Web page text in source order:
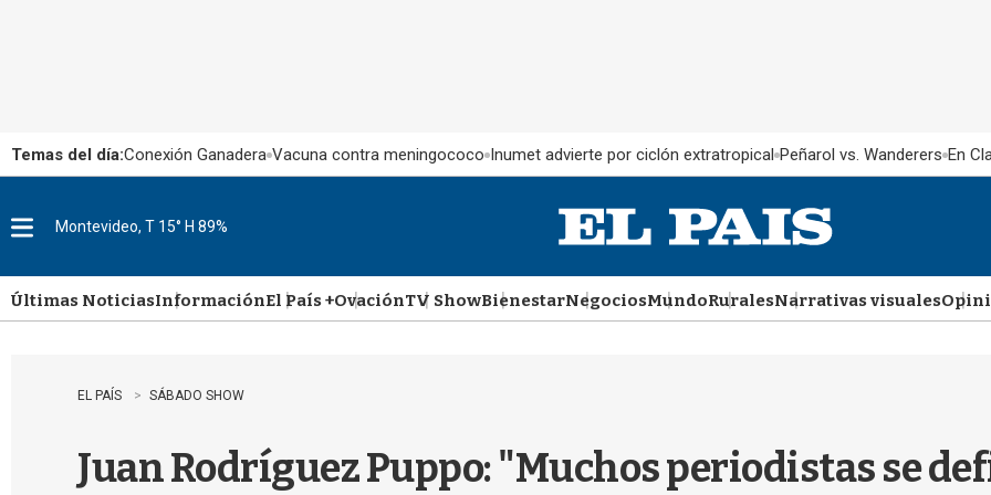
Temas del día:Conexión Ganadera Vacuna contra meningococo Inumet advierte por ciclón extratropical Peñarol vs. Wanderers En
u
Montevideo, T 15° H 89%
Últimas NoticiasInformaciónEl País +OvaciónTV ShowBienestarNegociosMundoRuralesNarrativas visuales
EL PAÍS SÁBADO SHOW
Juan Rodríguez Puppo: "Muchos periodistas se